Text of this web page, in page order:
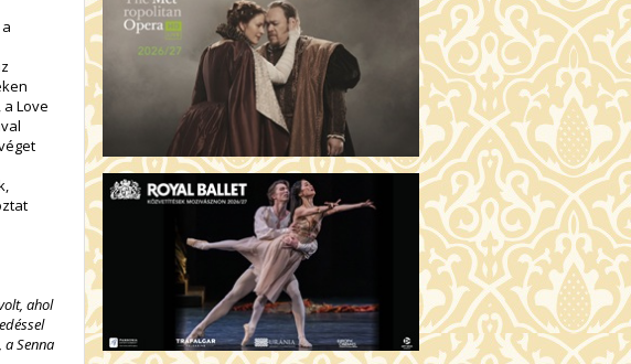
Love
ahol
Senna
19:30 Csortos terem
MEGHÍVÁS (16)
JEGYVÁSÁRLÁS
19:30 Fábri terem
KESERŰ KARÁCSONY (16)
JEGYVÁSÁRLÁS
20:00 Törőcsik Mari terem
AZ IDEGEN (16)